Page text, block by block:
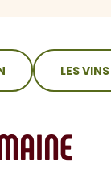
LES VINS